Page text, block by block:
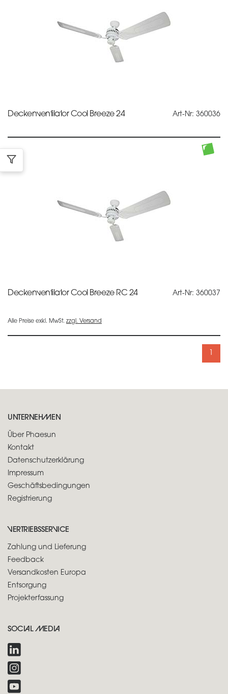
Deckenventilator Cool Breeze 24 Art-Nr: 360036
Deckenventilator Cool Breeze RC 24 Art-Nr: 360037
Alle Preise exkl. MwSt. zzgl. Versand
1
UNTERNEHMEN
Über Phaesun
Kontakt
Datenschutzerklärung
Impressum
Geschäftsbedingungen
Registrierung
VERTRIEBSSERVICE
Zahlung und Lieferung
Feedback
Versandkosten Europa
Entsorgung
Projekterfassung
SOCIAL MEDIA